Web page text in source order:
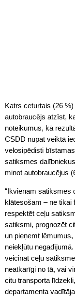
Katrs ceturtais (26
autobraucējs atzīst,
noteikumus, kā
CSDD nupat veiktā
velosipēdisti
satiksmes
minot autobraucējus
“Ikvienam satiksmes
klātesošam – ne tikai
respektēt ceļu
satiksmi, prognozēt
un pieņemt
neiekļūtu
veicināt ceļu
neatkarīgi no tā, vai
citu transporta
departamenta